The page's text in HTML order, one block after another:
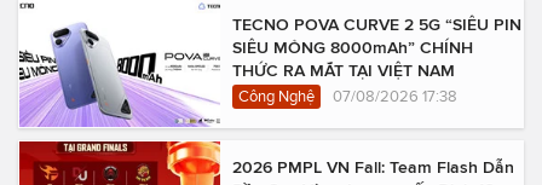
TECNO POVA CURVE 2 5G “SIÊU PIN
SIÊU MỎNG 8000mAh” CHÍNH
THỨC RA MẮT TẠI VIỆT NAM
Công Nghệ 07/08/2026 17:38
2026 PMPL VN Fall: Team Flash Dẫn